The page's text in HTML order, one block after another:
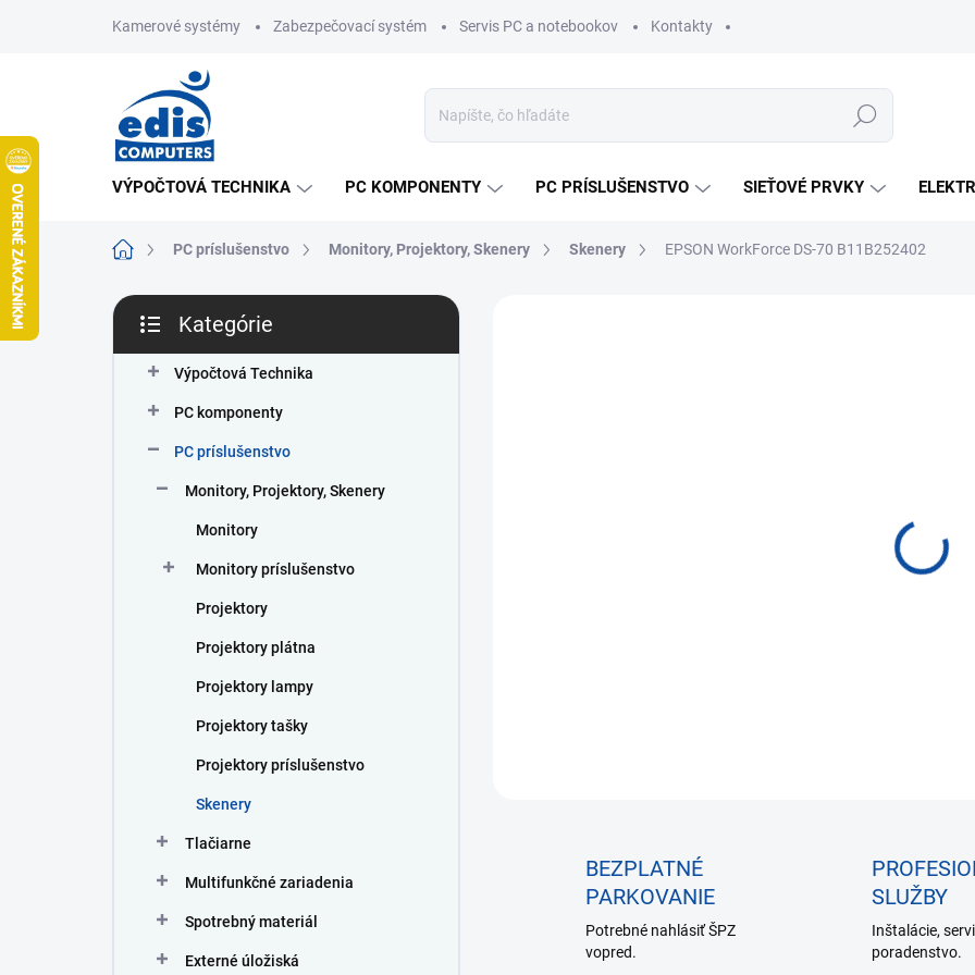
Kamerové systémy Zabezpečovací systém Servis PC a notebookov Kontakty
Hľadať
VÝPOČTOVÁ TECHNIKA PC KOMPONENTY PC PRÍSLUŠENSTVO SIEŤOVÉ PRVKY
DomovPC príslušenstvo Monitory, Projektory, Skenery Skenery EPSON WorkForce DS-70 B11B252402
B
č
kategórie
Kategórie
Výpočtová Technika
PC komponenty
PC príslušenstvo
Monitory, Projektory, Skenery
Monitory
Monitory príslušenstvo
Projektory
Projektory plátna
Projektory lampy
Projektory tašky
Projektory príslušenstvo
Skenery
Tlačiarne
Multifunkčné zariadenia
Spotrebný materiál
Externé úložiská
cena:
NA
BEZPLATNÉ
PARKOVANIE
Potrebné nahlásiť ŠPZ
vopred.
SLUŽBY
Inštalácie,
poradenstvo.